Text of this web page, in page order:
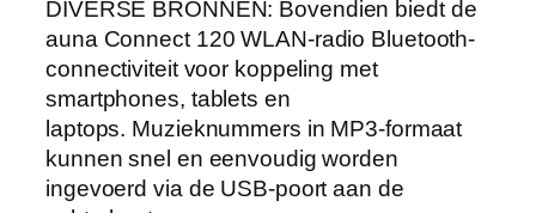
DIVERSE BRONNEN: Bovendien biedt de
auna Connect 120 WLAN-radio Bluetooth-
connectiviteit voor koppeling met
smartphones, tablets en
laptops. Muzieknummers in MP3-formaat
kunnen snel en eenvoudig worden
ingevoerd via de USB-poort aan de